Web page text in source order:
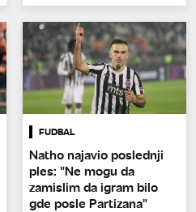
FUDBAL
Natho najavio poslednji
ples: "Ne mogu da
zamislim da igram bilo
gde posle Partizana"